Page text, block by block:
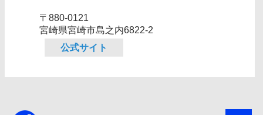
〒880-0121
宮崎県宮崎市島之内6822-2
公式サイト